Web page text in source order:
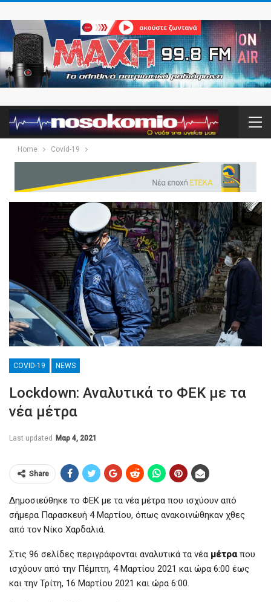
Home Covid-19
COVID-19 NEWS
Lockdown: Αναλυτικά το ΦΕΚ με τα
νέα μέτρα
Last updated Μαρ 4, 2021
Share
Δημοσιεύθηκε το ΦΕΚ με τα νέα μέτρα που ισχύουν από
σήμερα Παρασκευή 4 Μαρτίου, όπως ανακοινώθηκαν χθες
από τον Νίκο Χαρδαλιά.
Στις 96 σελίδες περιγράφονται αναλυτικά τα νέα μέτραπου
ισχύουν από την Πέμπτη, 4 Μαρτίου 2021 και ώρα 6:00 έως
και την Τρίτη, 16 Μαρτίου 2021 και ώρα 6:00.